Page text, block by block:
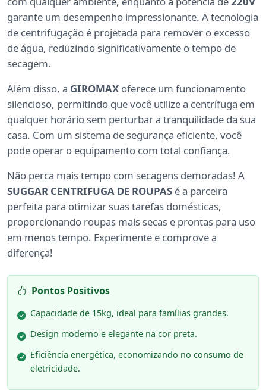
garante um desempenho impressionante. A tecnologia
de centrifugação é projetada para remover o excesso
de água, reduzindo significativamente o tempo de
secagem.
Além disso, a GIROMAX oferece um funcionamento
silencioso, permitindo que você utilize a centrífuga em
qualquer horário sem perturbar a tranquilidade da sua
casa. Com um sistema de segurança eficiente, você
pode operar o equipamento com total confiança.
Não perca mais tempo com secagens demoradas! A
SUGGAR CENTRIFUGA DE ROUPAS é a parceira
perfeita para otimizar suas tarefas domésticas,
proporcionando roupas mais secas e prontas para uso
em menos tempo. Experimente e comprove a
diferença!
Pontos Positivos
Capacidade de 15kg, ideal para famílias grandes.
Design moderno e elegante na cor preta.
Eficiência energética, economizando no consumo de
eletricidade.